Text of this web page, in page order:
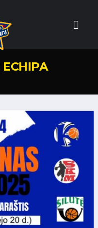
ECHIPA